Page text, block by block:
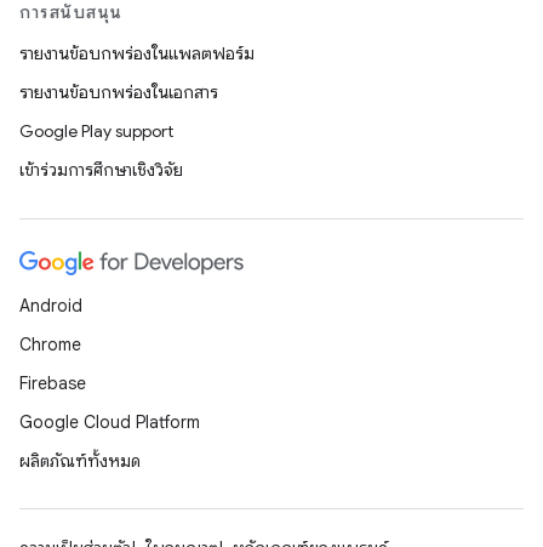
การสนับสนุน
รายงานข้อบกพร่องในแพลตฟอร์ม
รายงานข้อบกพร่องในเอกสาร
Google Play support
เข้าร่วมการศึกษาเชิงวิจัย
Android
Chrome
Firebase
Google Cloud Platform
ผลิตภัณฑ์ทั้งหมด